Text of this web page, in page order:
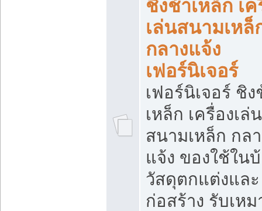
ชิงช้าเหล็ก เค
เล่นสนามเหล็
กลางแจ้ง
เฟอร์นิเจอร์
เฟอร์นิเจอร์ ชิง
เหล็ก เครื่องเล่น
สนามเหล็ก กล
แจ้ง ของใช้ใน
วัสดุตกแต่งและ
ก่อสร้าง รับเหม